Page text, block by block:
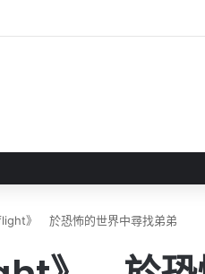
》 於恐怖的世界中尋找弟弟